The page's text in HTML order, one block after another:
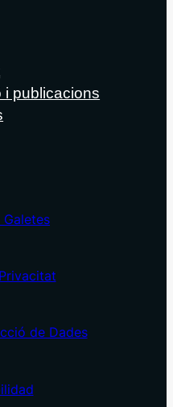
i publicacions
de Dades